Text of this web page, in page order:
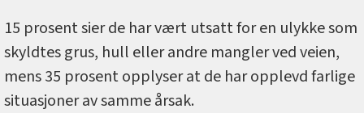
15 prosent sier de har vært utsatt for en ulykke som
skyldtes grus, hull eller andre mangler ved veien,
mens 35 prosent opplyser at de har opplevd farlige
situasjoner av samme årsak.